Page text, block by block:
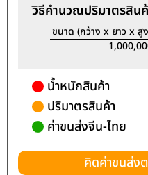
วิธีคำนวณปริมาตรสิน
ขนาด (กว้าง x ยาว x สู
น้ำหนักสินค้า
ปริมาตรสินค้า
ค่าขนส่งจีน-ไทย
คิดค่าขนส่ง